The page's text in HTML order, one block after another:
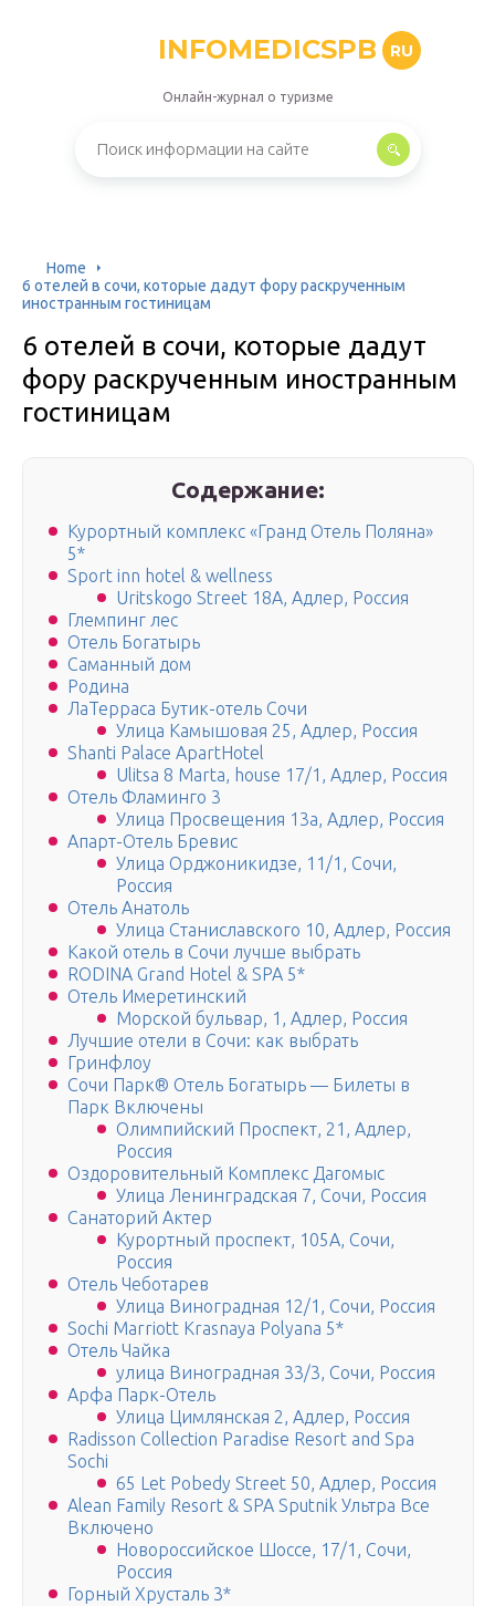
INFOMEDICSPB RU
Онлайн-журнал о туризме
Home
6 отелей в сочи, которые дадут фору раскрученным
иностранным гостиницам
6 отелей в сочи, которые дадут
фору раскрученным иностранным
гостиницам
Содержание:
Курортный комплекс «Гранд Отель Поляна»
5*
Sport inn hotel & wellness
Uritskogo Street 18A, Адлер, Россия
Глемпинг лес
Отель Богатырь
Саманный дом
Родина
ЛаТерраса Бутик-отель Сочи
Улица Камышовая 25, Адлер, Россия
Shanti Palace ApartHotel
Ulitsa 8 Marta, house 17/1, Адлер, Россия
Отель Фламинго 3
Улица Просвещения 13а, Адлер, Россия
Апарт-Отель Бревис
Улица Орджоникидзе, 11/1, Сочи,
Россия
Отель Анатоль
Улица Станиславского 10, Адлер, Россия
Какой отель в Сочи лучше выбрать
RODINA Grand Hotel & SPA 5*
Отель Имеретинский
Морской бульвар, 1, Адлер, Россия
Лучшие отели в Сочи: как выбрать
Гринфлоу
Сочи Парк® Отель Богатырь — Билеты в
Парк Включены
Олимпийский Проспект, 21, Адлер,
Россия
Оздоровительный Комплекс Дагомыс
Улица Ленинградская 7, Сочи, Россия
Санаторий Актер
Курортный проспект, 105А, Сочи,
Россия
Отель Чеботарев
Улица Виноградная 12/1, Сочи, Россия
Sochi Marriott Krasnaya Polyana 5*
Отель Чайка
улица Виноградная 33/3, Сочи, Россия
Арфа Парк-Отель
Улица Цимлянская 2, Адлер, Россия
Radisson Collection Paradise Resort and Spa
Sochi
65 Let Pobedy Street 50, Адлер, Россия
Alean Family Resort & SPA Sputnik Ультра Все
Включено
Новороссийское Шоссе, 17/1, Сочи,
Россия
Горный Хрусталь 3*